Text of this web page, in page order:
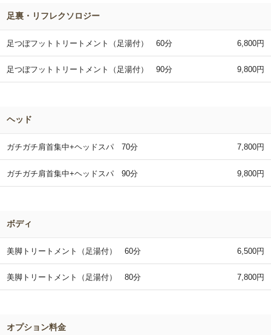
足裏・リフレクソロジー
足つぼフットトリートメント（足湯付） 60分 6,800円
足つぼフットトリートメント（足湯付） 90分 9,800円
ヘッド
ガチガチ肩首集中+ヘッドスパ 70分 7,800円
ガチガチ肩首集中+ヘッドスパ 90分 9,800円
ボディ
美脚トリートメント（足湯付） 60分 6,500円
美脚トリートメント（足湯付） 80分 7,800円
オプション料金